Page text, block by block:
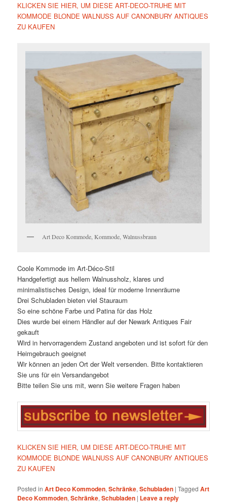
KLICKEN SIE HIER, UM DIESE ART-DECO-TRUHE MIT
KOMMODE BLONDE WALNUSS AUF CANONBURY ANTIQUES
ZU KAUFEN
Art Deco Kommode, Kommode, Walnussbraun
Coole Kommode im Art-Déco-Stil
Handgefertigt aus hellem Walnussholz, klares und
minimalistisches Design, ideal für moderne Innenräume
Drei Schubladen bieten viel Stauraum
So eine schöne Farbe und Patina für das Holz
Dies wurde bei einem Händler auf der Newark Antiques Fair
gekauft
Wird in hervorragendem Zustand angeboten und ist sofort für den
Heimgebrauch geeignet
Wir können an jeden Ort der Welt versenden. Bitte kontaktieren
Sie uns für ein Versandangebot
Bitte teilen Sie uns mit, wenn Sie weitere Fragen haben
KLICKEN SIE HIER, UM DIESE ART-DECO-TRUHE MIT
KOMMODE BLONDE WALNUSS AUF CANONBURY ANTIQUES
ZU KAUFEN
Posted in Art Deco Kommoden,Schränke,Schubladen |Tagged Art
Deco Kommoden,Schränke,Schubladen | Leave a reply